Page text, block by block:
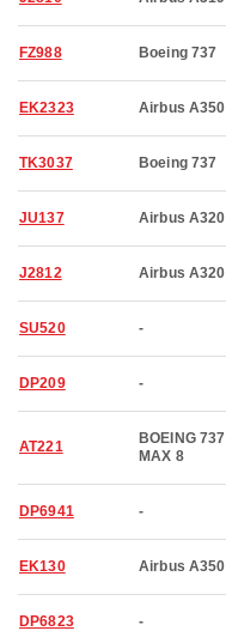
FZ988 Boeing 737
EK2323 Airbus A350
TK3037 Boeing 737
JU137 Airbus A320
J2812 Airbus A320
SU520 -
DP209 -
AT221
BOEING 737
MAX 8
DP6941 -
EK130 Airbus A350
DP6823 -